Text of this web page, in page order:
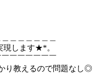
現します★*。
￣￣￣￣￣￣
り教えるので問題なし◎